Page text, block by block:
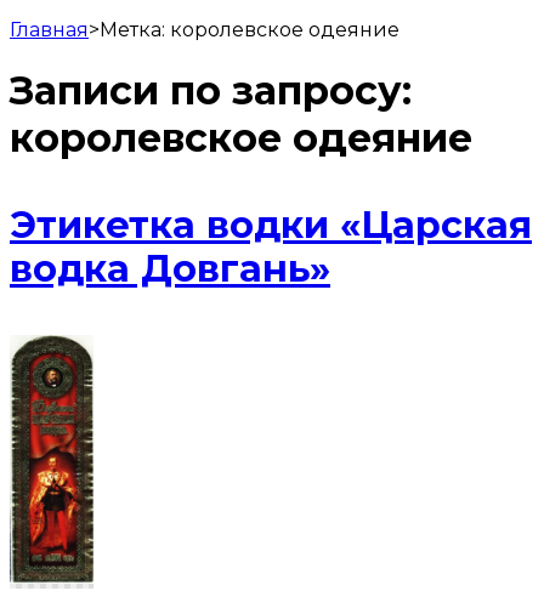
Главная>Метка: королевское одеяние
Записи по запросу:
королевское одеяние
Этикетка водки «Царская
водка Довгань»